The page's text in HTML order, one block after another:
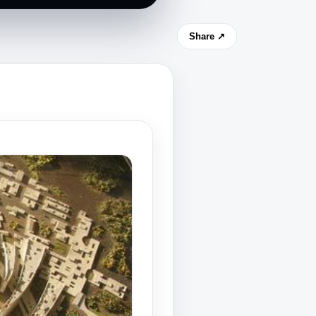
Share ↗